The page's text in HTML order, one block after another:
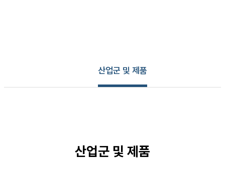
산업군 및 제품
산업군 및 제품